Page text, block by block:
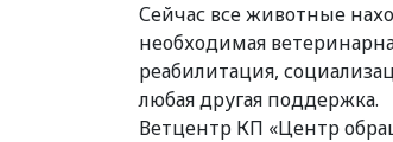
Сейчас все животные
необходимая
реабилитация,
любая другая поддержка.
Ветцентр КП «Центр